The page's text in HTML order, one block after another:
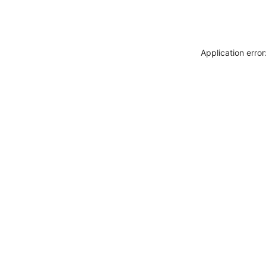
Application